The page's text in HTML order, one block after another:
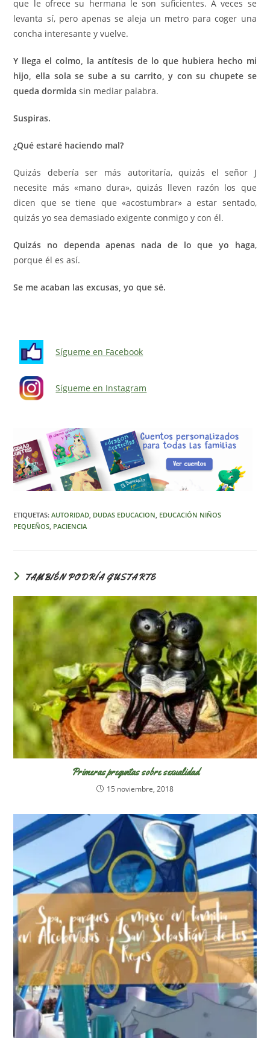
que le ofrece su hermana le son suficientes. A veces se
levanta sí, pero apenas se aleja un metro para coger una
concha interesante y vuelve.
Y llega el colmo, la antítesis de lo que hubiera hecho mi
hijo, ella sola se sube a su carrito, y con su chupete se
queda dormida sin mediar palabra.
Suspiras.
¿Qué estaré haciendo mal?
Quizás debería ser más autoritaría, quizás el señor J
necesite más «mano dura», quizás lleven razón los que
dicen que se tiene que «acostumbrar» a estar sentado,
quizás yo sea demasiado exigente conmigo y con él.
Quizás no dependa apenas nada de lo que yo haga,
porque él es así.
Se me acaban las excusas, yo que sé.
Sígueme en Facebook
Sígueme en Instagram
ETIQUETAS:AUTORIDAD, DUDAS EDUCACION, EDUCACIÓN NIÑOS
PEQUEÑOS, PACIENCIA
TAMBIÉN PODRÍA GUSTARTE
Primeras preguntas sobre sexualidad
15 noviembre, 2018